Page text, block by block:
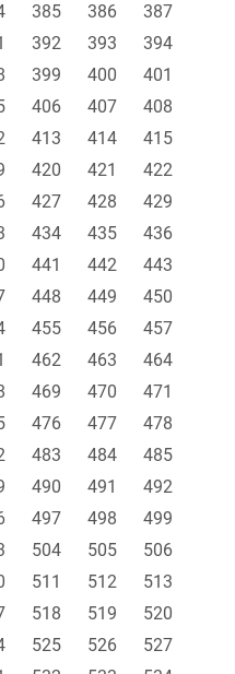
385 386
387
392 393
394
399 400
401
406 407
408
413 414
415
420 421
422
427 428
429
434 435
436
441 442
443
448 449
450
455 456
457
462 463
464
469 470
471
476 477
478
483 484
485
490 491
492
497 498
499
504 505
506
511 512
513
518 519
520
525 526
527